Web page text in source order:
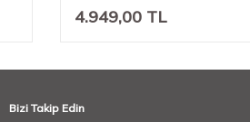
4.949,00 TL
Bizi Takip Edin